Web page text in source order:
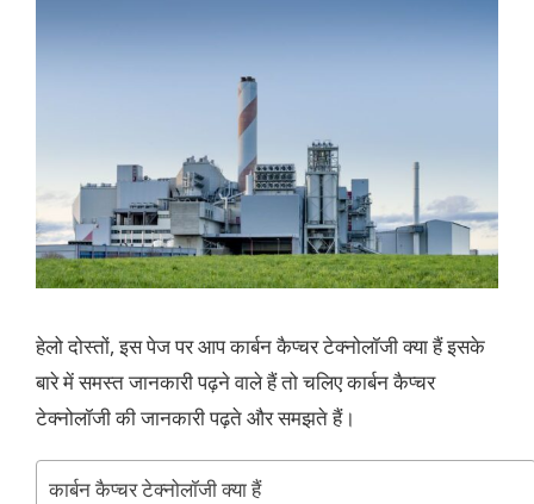
हेलो दोस्तों, इस पेज पर आप कार्बन कैप्चर टेक्नोलॉजी क्या हैं इसके
बारे में समस्त जानकारी पढ़ने वाले हैं तो चलिए कार्बन कैप्चर
टेक्नोलॉजी की जानकारी पढ़ते और समझते हैं।
कार्बन कैप्चर टेक्नोलॉजी क्या हैं